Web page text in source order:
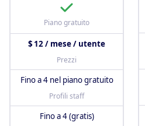
Piano gratuito
$ 12 / mese / utente
Prezzi
Fino a 4 nel piano gratuito
Profili staff
Fino a 4 (gratis)